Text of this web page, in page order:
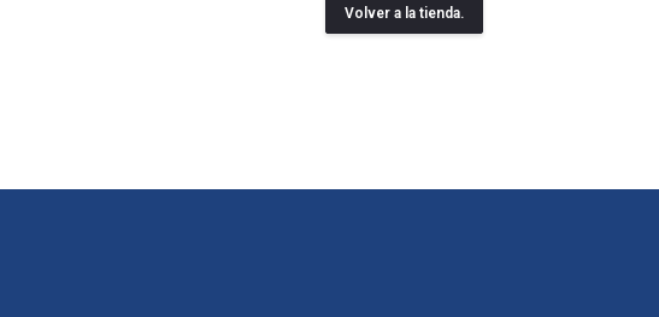
Volver a la tienda.